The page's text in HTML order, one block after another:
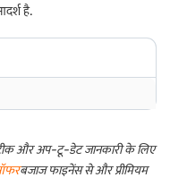
है.
और अप-टू-डेट जानकारी के लिए
बजाज फाइनेंस से और प्रीमियम